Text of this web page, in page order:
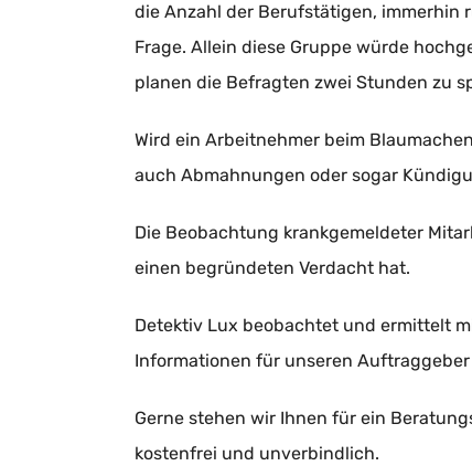
die Anzahl der Berufstätigen, immerhin
Frage. Allein diese Gruppe würde
planen die Befragten zwei Stunden zu
Wird ein Arbeitnehmer beim
auch Abmahnungen oder sogar
Die Beobachtung krankgemeldeter
einen begründeten Verdacht hat.
Detektiv Lux beobachtet und ermittelt
Informationen für unseren
Gerne stehen wir Ihnen für ein
kostenfrei und unverbindlich.